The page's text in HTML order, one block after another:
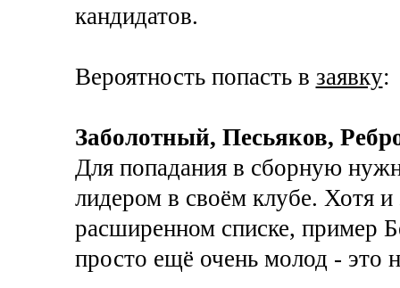
кандидатов.
Вероятность попасть в заявку:
Заболотный, Песьяков,
Для попадания в сборную
лидером в своём клубе. Хотя и
расширенном списке, пример
просто ещё очень молод - это